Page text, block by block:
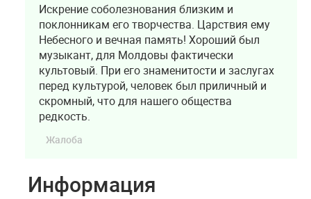
Искрение соболезнования близким и
поклонникам его творчества. Царствия ему
Небесного и вечная память! Хороший был
музыкант, для Молдовы фактически
культовый. При его знаменитости и заслугах
перед культурой, человек был приличный и
скромный, что для нашего общества
редкость.
Жалоба
Информация